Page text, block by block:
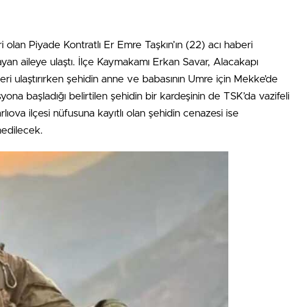
Piyade Kontratlı Er Emre Taşkın’ın (22) acı haberi
aileye ulaştı. İlçe Kaymakamı Erkan Savar, Alacakapı
ulaştırırken şehidin anne ve babasının Umre için Mekke’de
başladığı belirtilen şehidin bir kardeşinin de TSK’da vazifeli
ilçesi nüfusuna kayıtlı olan şehidin cenazesi ise